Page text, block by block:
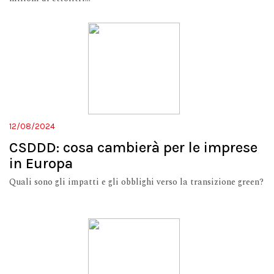
12/08/2024
CSDDD: cosa cambierà per le imprese
in Europa
Quali sono gli impatti e gli obblighi verso la transizione green?